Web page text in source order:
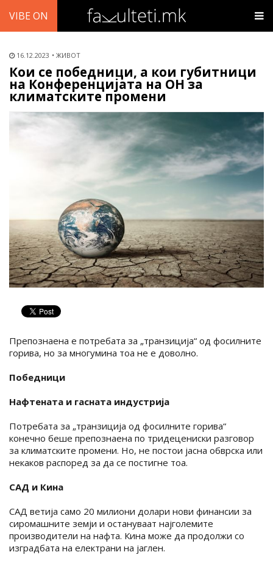
VIBE ON
16.12.2023 ЖИВОТ
Кои се победници, а кои губитници
на Конференцијата на ОН за
климатските промени
Препознаена е потребата за „транзиција“ од фосилните
горива, но за многумина тоа не е доволно.
Победници
Нафтената и гасната индустрија
Потребата за „транзиција од фосилните горива“
конечно беше препознаена по тридецениски разговор
за климатските промени. Но, не постои јасна обврска или
некаков распоред за да се постигне тоа.
САД и Кина
САД ветија само 20 милиони долари нови финансии за
сиромашните земји и остануваат најголемите
производители на нафта. Кина може да продолжи со
изградбата на електрани на јаглен.